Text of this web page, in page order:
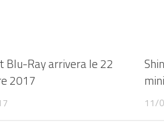
Blu-Ray arrivera le 22
2017
11/